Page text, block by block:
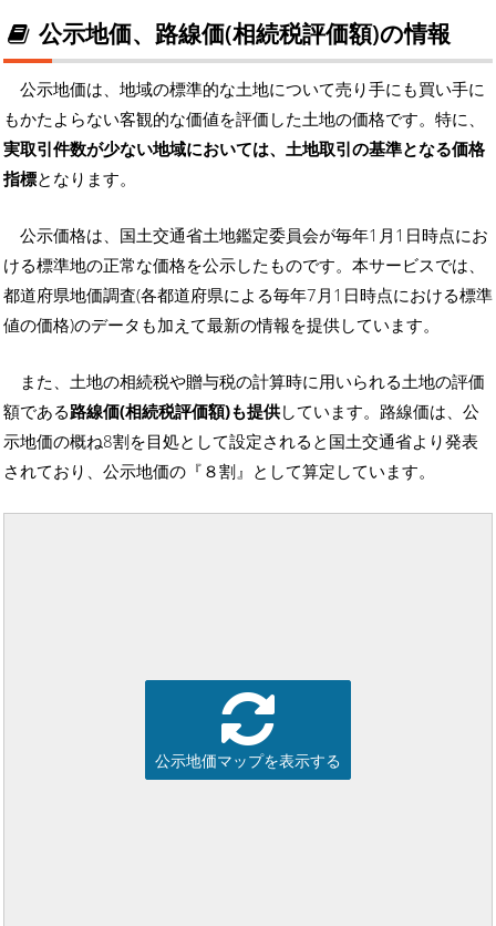
公示地価、路線価(相続税評価額)の情報
公示地価は、地域の標準的な土地について売り手にも買い手に
もかたよらない客観的な価値を評価した土地の価格です。特に、
実取引件数が少ない地域においては、土地取引の基準となる価格
指標となります。
公示価格は、国土交通省土地鑑定委員会が毎年1月1日時点にお
ける標準地の正常な価格を公示したものです。本サービスでは、
都道府県地価調査(各都道府県による毎年7月1日時点における標準
値の価格)のデータも加えて最新の情報を提供しています。
また、土地の相続税や贈与税の計算時に用いられる土地の評価
額である路線価(相続税評価額)も提供しています。路線価は、公
示地価の概ね8割を目処として設定されると国土交通省より発表
されており、公示地価の『８割』として算定しています。
公示地価マップを表示する